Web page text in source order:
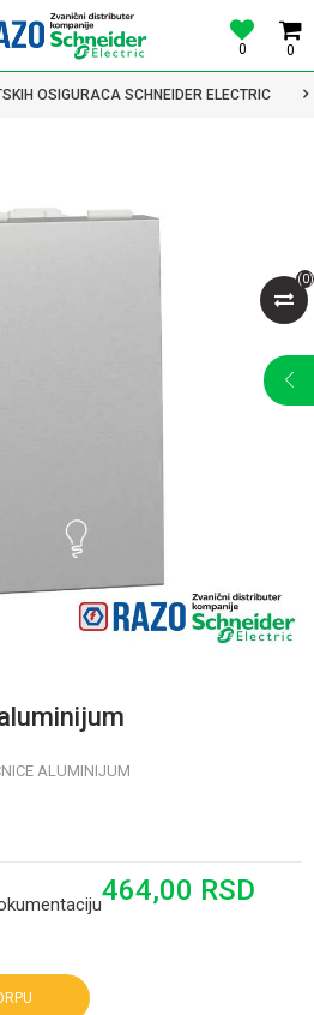
0
0
OSIGURACA SCHNEIDER ELECTRIC
(0)
ALUMINIJUM
464,00 RSD